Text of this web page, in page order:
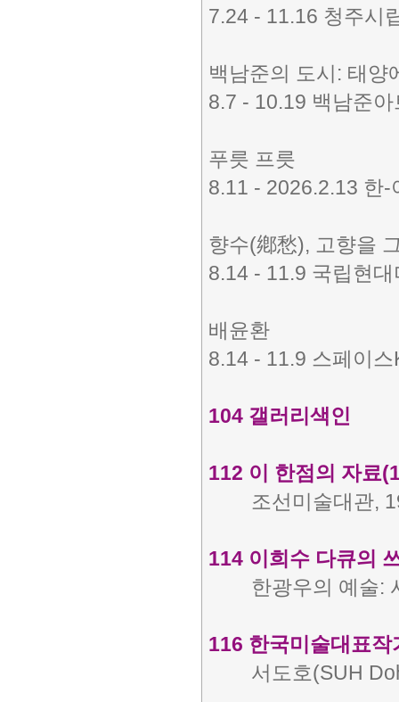
7.24 - 11.16 청주시
백남준의 도시: 태양
8.7 - 10.19 백남준
푸릇 프릇
8.11 - 2026.2.13 한
향수(鄕愁), 고향을
8.14 - 11.9 국립현
배윤환
8.14 - 11.9 스페이
104 갤러리색인
112 이 한점의 자료
조선미술대관,
114 이희수 다큐의
한광우의 예술:
116 한국미술대표
서도호(SUH